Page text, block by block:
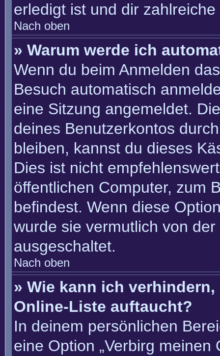
erledigt ist und dir
Nach oben
» Warum werde ich
Wenn du beim Anmelden
Besuch automatisch
eine Sitzung angemeldet.
deines Benutzerkontos
bleiben, kannst du dieses
Dies ist nicht
öffentlichen Computer, zum
befindest. Wenn diese
wurde sie vermutlich von
ausgeschaltet.
Nach oben
» Wie kann ich
Online-Liste auftaucht?
In deinem persönlichen
eine Option „Verbirg meinen